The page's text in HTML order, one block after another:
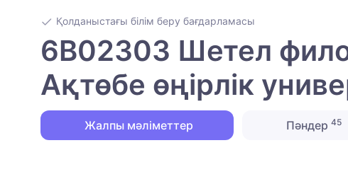
Қолданыстағы білім беру бағдарламасы
6B02303 Шетел
Ақтөбе өңірлік
Жалпы мәліметтер Пәндер 45